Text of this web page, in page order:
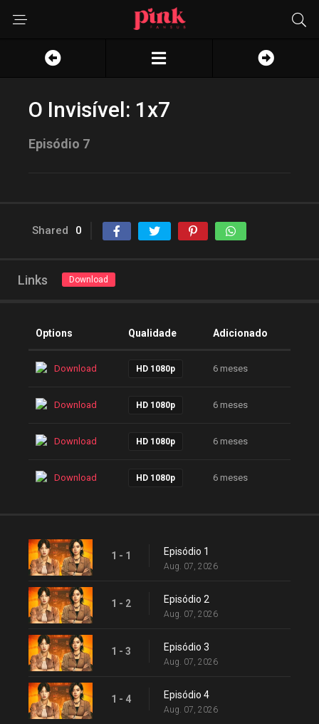
O Invisível: 1x7
Episódio 7
Shared 0
Links Download
Options Qualidade Adicionado
Download HD 1080p 6 meses
Download HD 1080p 6 meses
Download HD 1080p 6 meses
Download HD 1080p 6 meses
1 - 1 Episódio 1
Aug. 07, 2026
1 - 2 Episódio 2
Aug. 07, 2026
1 - 3 Episódio 3
Aug. 07, 2026
1 - 4 Episódio 4
Aug. 07, 2026